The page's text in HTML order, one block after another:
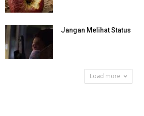
Jangan Melihat Status
Load more